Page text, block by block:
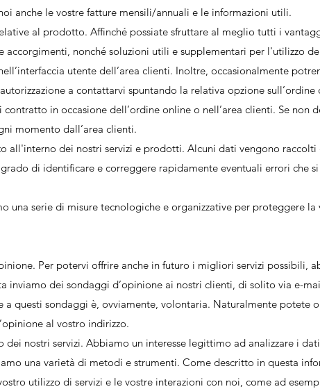
anche le vostre fatture mensili/annuali e le informazioni utili.
al prodotto. Affinché possiate sfruttare al meglio tutti i
accorgimenti, nonché soluzioni utili e supplementari per l'utilizzo
utente dell’area clienti. Inoltre, occasionalmente
a contattarvi spuntando la relativa opzione
contratto in occasione dell’ordine online o nell’area clienti. Se
momento dall’area clienti.
all'interno dei nostri servizi e prodotti. Alcuni dati vengono
di identificare e correggere rapidamente eventuali errori che
una serie di misure tecnologiche e organizzative per proteggere
Per potervi offrire anche in futuro i migliori servizi possibili,
inviamo dei sondaggi d’opinione ai nostri clienti, di solito via e-
a questi sondaggi è, ovviamente, volontaria. Naturalmente
al vostro indirizzo.
dei nostri servizi. Abbiamo un interesse legittimo ad analizzare i
una varietà di metodi e strumenti. Come descritto in questa
utilizzo di servizi e le vostre interazioni con noi, come ad